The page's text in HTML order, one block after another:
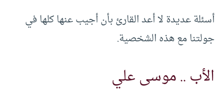
أسئلة عديدة لا أعد القارئ بأن أجيب عنها كلها في
جولتنا مع هذه الشخصية.
الأب .. موسى علي